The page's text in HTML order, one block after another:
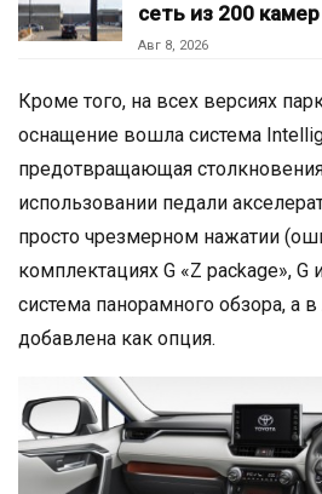
сеть из 200
Авг 8, 2026
Кроме того, на всех версиях
оснащение вошла система
предотвращающая
использовании педали
просто чрезмерном нажатии
комплектациях G «Z package», G
система панорамного обзора, а
добавлена как опция.